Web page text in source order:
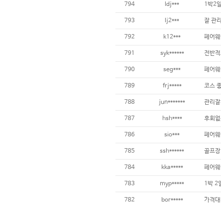
794 ldj*** 1박2
793 lj2***
792 k12***
791 syk******
790 seg***
789 frj*****
788 jun******* 관리
787 hsh****
786 sio***
785 ssh******
784 kka***** 페어
783 myp***** 1박 2
782 bor*****